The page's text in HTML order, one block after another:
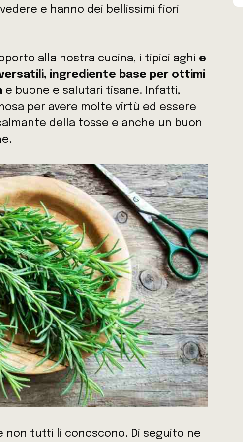
e hanno dei bellissimi fiori
alla nostra cucina, i tipici aghi e
ingrediente base per ottimi
e buone e salutari tisane. Infatti,
per avere molte virtù ed essere
della tosse e anche un buon
non tutti li conoscono. Di seguito ne